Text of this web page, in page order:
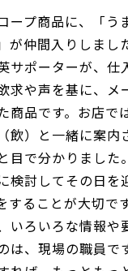
ープ商品に、「う
が仲間入りしまし
サポーターが、仕
求や声を基に、メ
商品です。お店で
飲）と一緒に案内
目で分かりました
検討してその日を
することが大切です
いろいろな情報や
は、現場の職員で